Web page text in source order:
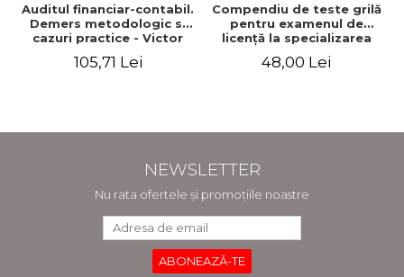
Auditul financiar-contabil.
Demers metodologic si
cazuri practice - Victor
105,71 Lei
Compendiu de teste grilă
pentru examenul de
licenţă la specializarea
turismului şi serviciilor"
48,00 Lei
NEWSLETTER
Nu rata ofertele și promoțiile noastre